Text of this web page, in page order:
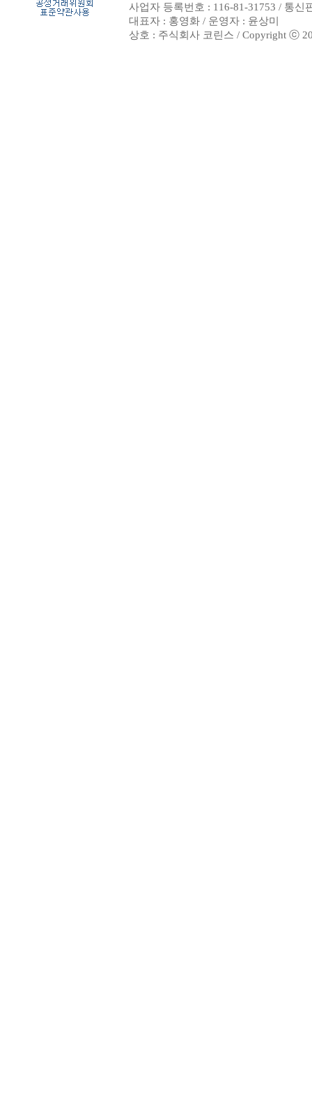
사업자 등록번호 : 116-81-31753 / 통신
대표자 : 홍영화 / 운영자 : 윤상미
상호 : 주식회사 코린스 / Copyright ⓒ